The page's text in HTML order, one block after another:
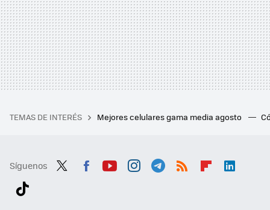
TEMAS DE INTERÉS Mejores celulares gama media agosto
Síguenos